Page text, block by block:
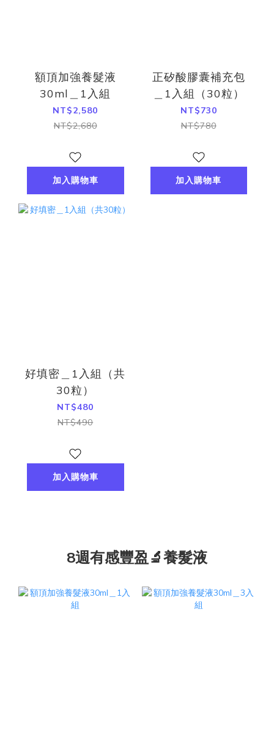
額頂加強養髮液
30ml＿1入組
NT$2,580
NT$2,680
加入購物車
正矽酸膠囊補充包
＿1入組（30粒）
NT$730
NT$780
加入購物車
好填密＿1入組（共
30粒）
NT$480
NT$490
加入購物車
8週有感豐盈🔬養髮液